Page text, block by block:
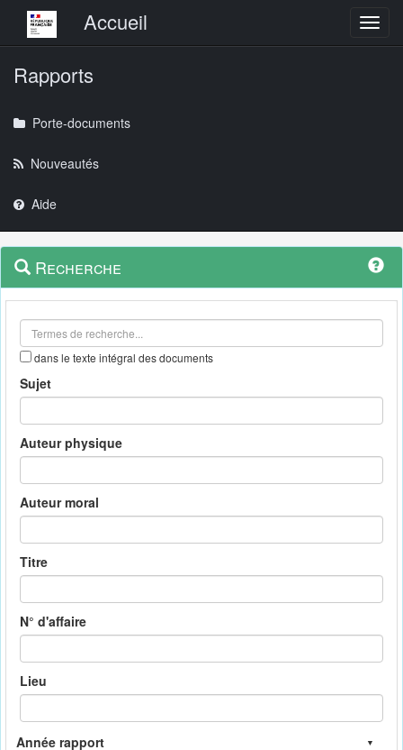
Menu principalAccueil
Rapports
Porte-documents
Nouveautés
Aide
Navigation
outils
Menu
contextuel
Recherche
dans le texte intégral des documents
Sujet
Auteur physique
Auteur moral
Titre
N° d'affaire
Lieu